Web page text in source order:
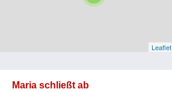
VorarlbergLeaflet
Maria schließt ab